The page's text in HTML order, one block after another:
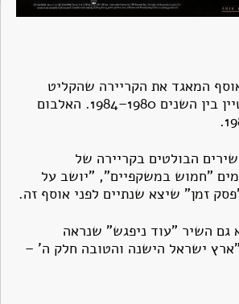
המאגד את הקריירה שהקליט
הזמר אריק איינשטיין בין השנים 1980–1984. האלבום
הבולטים בקריירה של
"חמוש במשקפיים", "יושב על
זמן" שיצא שנתיים לפני אוסף זה.
גם השיר "עוד ניפגש" שנראה
ישראל הישנה והטובה חלק ה' –